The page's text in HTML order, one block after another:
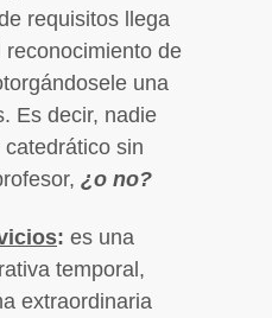
requisitos llega
de
una
Es decir, nadie
sin
¿o no?
: es una
temporal,
extraordinaria